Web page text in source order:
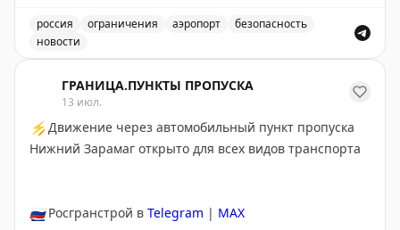
🟡U6174 Хабаровск – Екатеринбург – Санкт-
Петербург. Ожидаемое время отправления – 13.20
Информация актуальна на момент публикации
Следите за обновлениями на нашем
Погода
Закат в 20.59
россия ограничения аэропорт
безопасность
новости
ГРАНИЦА.ПУНКТЫ ПРОПУСКА
13 июл.
⚡ Движение через автомобильный пункт пропуска
Нижний Зарамаг открыто для всех видов транспорта
🇷🇺Росгранстрой в Telegram | MAX